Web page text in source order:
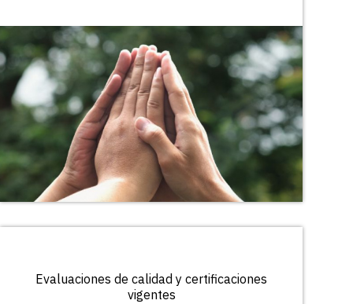
Evaluaciones de calidad y certificaciones
vigentes